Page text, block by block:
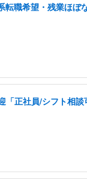
職希望・残業ほぼ
正社員/シフト相